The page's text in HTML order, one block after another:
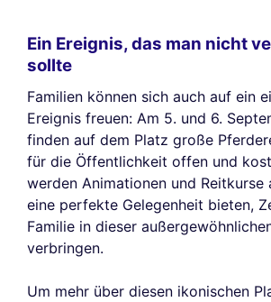
Ein Ereignis, das man nicht
sollte
Familien können sich auch auf ein
Ereignis freuen: Am 5. und 6.
finden auf dem Platz große
für die Öffentlichkeit offen und
werden Animationen und Reitkurse
eine perfekte Gelegenheit bieten,
Familie in dieser
verbringen.
Um mehr über diesen ikonischen